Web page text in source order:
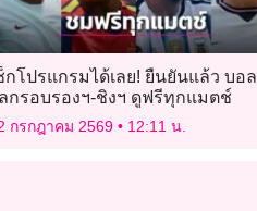
กโปรแกรมได้เลย! ยืนยันแล้ว บอล
กรอบรองฯ-ชิงฯ ดูฟรีทุกแมตช์
กรกฎาคม 2569 12:11 น.